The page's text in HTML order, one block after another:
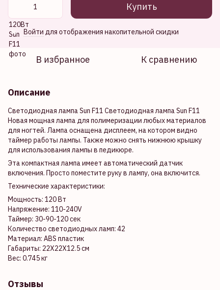
Купить
% Войти для отображения накопительной скидки
В избранное К сравнению
Описание
Светодиодная лампа Sun F11 Светодиодная лампа Sun F11
Новая мощная лампа для полимеризации любых материалов
для ногтей. Лампа оснащена дисплеем, на котором видно
таймер работы лампы. Также можно снять нижнюю крышку
для использования лампы в педикюре.
Эта компактная лампа имеет автоматический датчик
включения. Просто поместите руку в лампу, она включится.
Технические характеристики:
Мощность: 120 Вт
Напряжение: 110-240V
Таймер: 30-90-120 сек
Количество светодиодных ламп: 42
Материал: ABS пластик
Габариты: 22X22X12.5 см
Вес: 0.745 кг
Отзывы